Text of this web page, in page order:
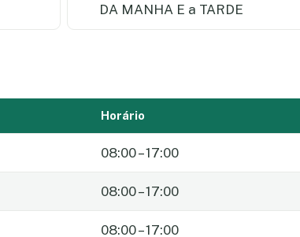
DA MANHA E a TARDE
Horário
08:00 – 17:00
08:00 – 17:00
08:00 – 17:00